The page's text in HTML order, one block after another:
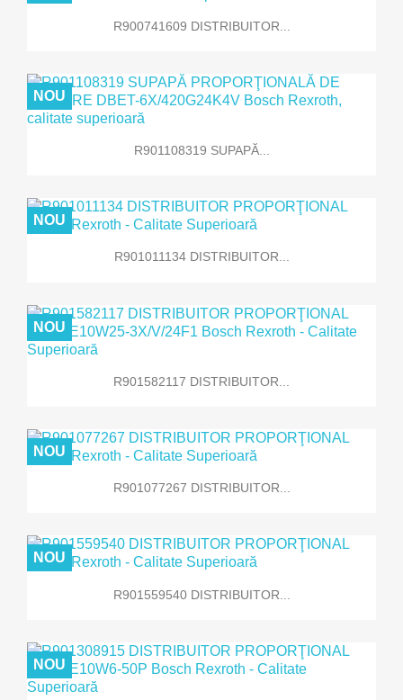
R900741609 DISTRIBUITOR...
R901108319 SUPAPĂ...
NOU
R901011134 DISTRIBUITOR...
NOU
R901582117 DISTRIBUITOR...
NOU
R901077267 DISTRIBUITOR...
NOU
R901559540 DISTRIBUITOR...
NOU
NOU